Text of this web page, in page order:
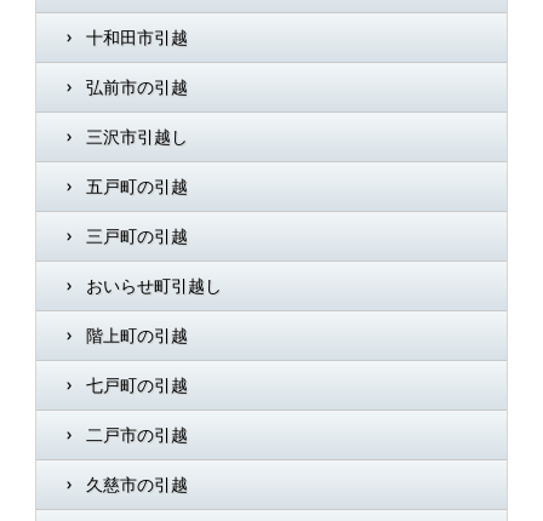
十和田市引越
弘前市の引越
三沢市引越し
五戸町の引越
三戸町の引越
おいらせ町引越し
階上町の引越
七戸町の引越
二戸市の引越
久慈市の引越